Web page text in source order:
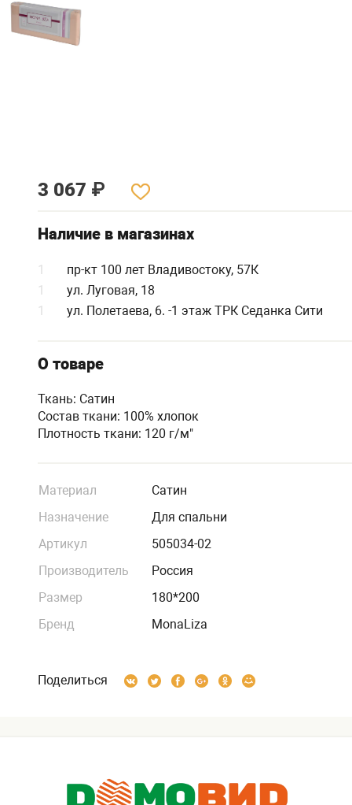
3 067 ₽
Наличие в магазинах
1
пр-кт 100 лет Владивостоку, 57К
1
ул. Луговая, 18
1
ул. Полетаева, 6. -1 этаж ТРК Седанка Сити
О товаре
Ткань: Сатин
Состав ткани: 100% хлопок
Плотность ткани: 120 г/м"
Материал
Сатин
Назначение
Для спальни
Артикул
505034-02
Производитель
Россия
Размер
180*200
Бренд
MonaLiza
Поделиться